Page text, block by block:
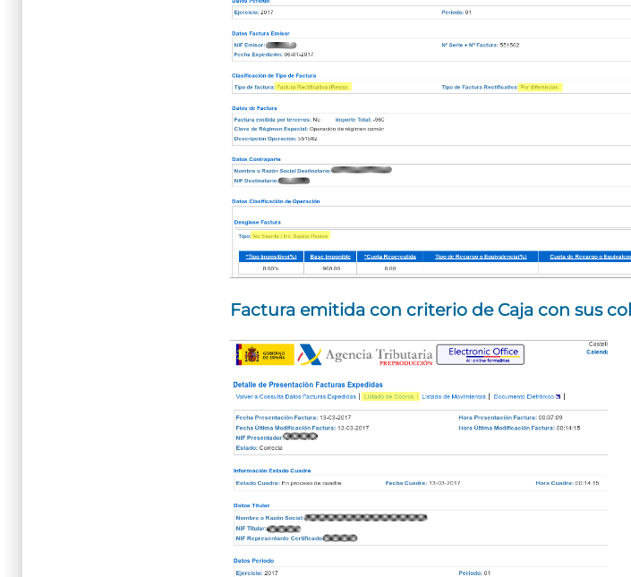
Factura emitida con criterio de Caja con sus